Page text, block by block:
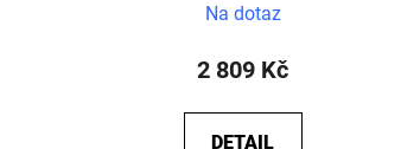
Na dotaz
2 809 Kč
DETAIL